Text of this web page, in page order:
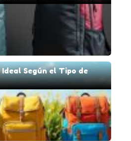
Según el Tipo de